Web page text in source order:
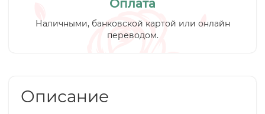
Оплата
Наличными, банковской картой или онлайн
переводом.
Описание